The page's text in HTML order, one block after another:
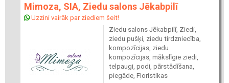
Mimoza, SIA, Ziedu salons Jēkabpilī
Uzzini vairāk par ziediem šeit!
Ziedu salons Jēkabpilī, Ziedi,
ziedu pušķi, ziedu tirdzniecība,
kompozīcijas, ziedu
kompozīcijas, mākslīgie ziedi,
telpaugi, podi, pārstādīšana,
piegāde, Floristikas